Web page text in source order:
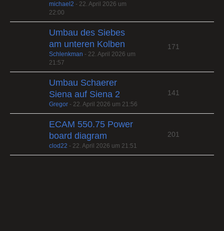
michael2 - 22. April 2026 um
22:00
Umbau des Siebes
am unteren Kolben
Schlenkman - 22. April 2026 um
21:57
171
Umbau Schaerer
Siena auf Siena 2
Gregor - 22. April 2026 um 21:56
141
ECAM 550.75 Power
board diagram
clod22 - 22. April 2026 um 21:51
201